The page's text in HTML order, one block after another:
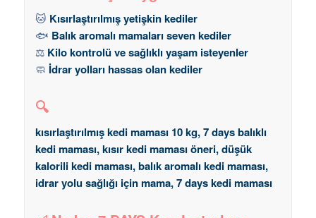
🐱 Kısırlaştırılmış yetişkin kediler
🐟 Balık aromalı mamaları seven kediler
⚖️ Kilo kontrolü ve sağlıklı yaşam isteyenler
🧼 İdrar yolları hassas olan kediler
🔍
kısırlaştırılmış kedi maması 10 kg, 7 days balıklı
kedi maması, kısır kedi maması öneri, düşük
kalorili kedi maması, balık aromalı kedi maması,
idrar yolu sağlığı için mama, 7 days kedi maması